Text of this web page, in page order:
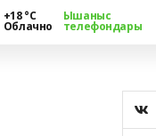
+18 °С
Облачно
Ышаныс
телефондары